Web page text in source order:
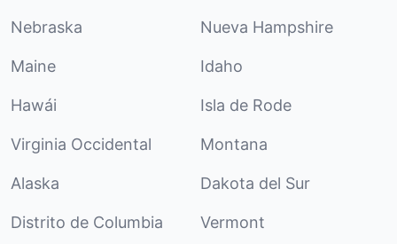
Nebraska Nueva Hampshire
Maine Idaho
Hawái Isla de Rode
Virginia Occidental Montana
Alaska Dakota del Sur
Distrito de Columbia Vermont